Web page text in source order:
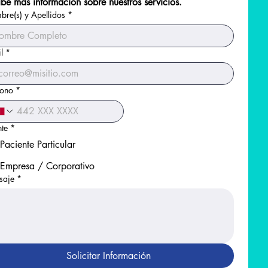
que se estén recolectando
deberá estar en
y Orina de 24 Horas.
CITA: Considerar horarios de
solicitud médica en caso de
o Digital).
de 24 Horas
Remitido
y Apellidos *
*
*
*
Paciente Particular
Empresa / Corporativo
*
Solicitar Información